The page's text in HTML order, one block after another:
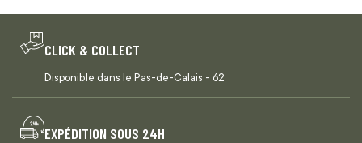
CLICK & COLLECT
Disponible dans le Pas-de-Calais - 62
EXPÉDITION SOUS 24H